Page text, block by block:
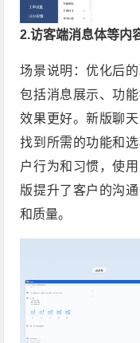
2.访客端消息体等内
场景说明：优化后
包括消息展示、功
效果更好。新版聊
找到所需的功能和
户行为和习惯，使
版提升了客户的沟
和质量。